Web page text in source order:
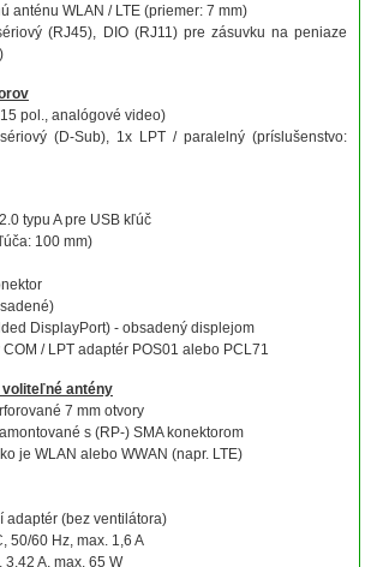
anténu WLAN / LTE (priemer: 7 mm)
(RJ45), DIO (RJ11) pre zásuvku na peniaze
pol., analógové video)
(D-Sub), 1x LPT / paralelný (príslušenstvo:
typu A pre USB kľúč
100 mm)
DisplayPort) - obsadený displejom
/ LPT adaptér POS01 alebo PCL71
antény
7 mm otvory
s (RP-) SMA konektorom
je WLAN alebo WWAN (napr. LTE)
adaptér (bez ventilátora)
50/60 Hz, max. 1,6 A
3,42 A, max. 65 W